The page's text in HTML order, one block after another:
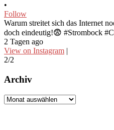
•
Follow
Warum streitet sich das Internet
doch eindeutig!😨 #Strombock
2 Tagen ago
View on Instagram |
2/2
Archiv
Archiv